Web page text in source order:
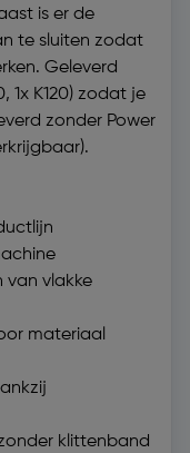
is er de
te sluiten zodat
Geleverd
1x K120) zodat je
zonder Power
van vlakke
materiaal
klittenband